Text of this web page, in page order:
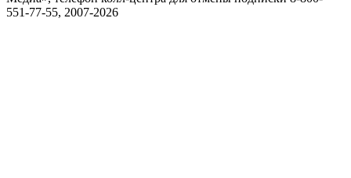
551-77-55, 2007-2026